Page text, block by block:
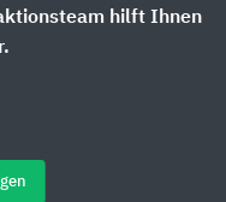
hilft Ihnen